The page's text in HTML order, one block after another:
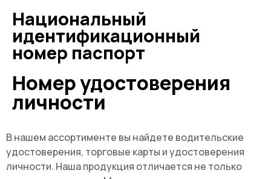
Национальный
идентификационный
номер паспорт
Номер удостоверения
личности
В нашем ассортименте вы найдете водительские
удостоверения, торговые карты и удостоверения
личности. Наша продукция отличается не только